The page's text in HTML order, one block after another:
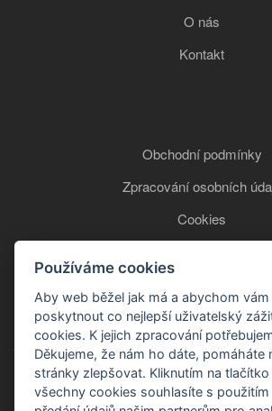
O nás
Kontakt
Obchodní podmínky
Zpracování osobních
Cookies
+420 777
Používáme cookies
Aby web běžel jak má a abychom
poskytnout co nejlepší uživatelský
cookies. K jejich zpracování
Děkujeme, že nám ho dáte, pomáháte
stránky zlepšovat. Kliknutím na
všechny cookies souhlasíte s